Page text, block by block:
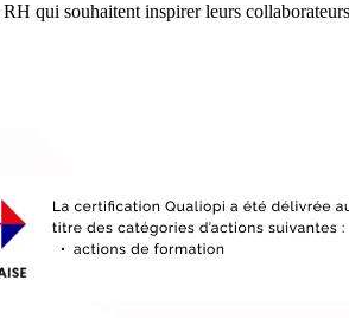
qui souhaitent inspirer leurs